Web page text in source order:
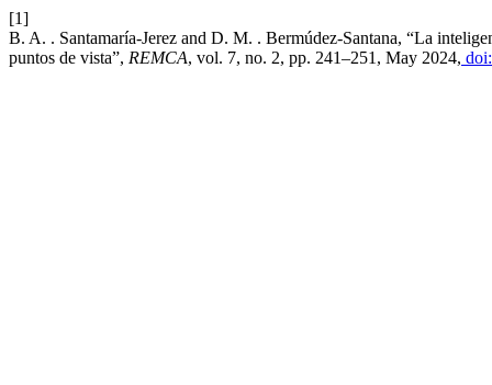
[1]
B. A. . Santamaría-Jerez and D. M. . Bermúdez-Santana, “La
puntos de vista”, REMCA, vol. 7, no. 2, pp. 241–251, May 2024,